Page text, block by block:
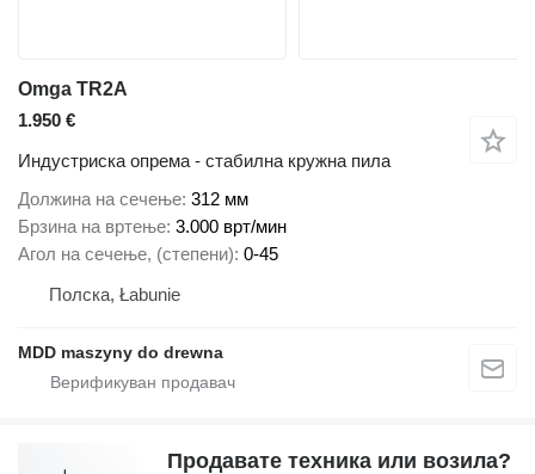
Omga TR2A
1.950 €
Индустриска опрема - стабилна кружна пила
Должина на сечење 312 мм
Брзина на вртење 3.000 врт/мин
Агол на сечење, (степени) 0-45
Полска, Łabunie
MDD maszyny do drewna
Продавате техника или возила?